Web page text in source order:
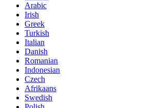
Arabic
Irish
Greek
Turkish
Italian
Danish
Romanian
Indonesian
Czech
Afrikaans
Swedish